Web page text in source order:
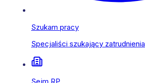
Szukam pracy
Specjaliści szukający zatrudnienia